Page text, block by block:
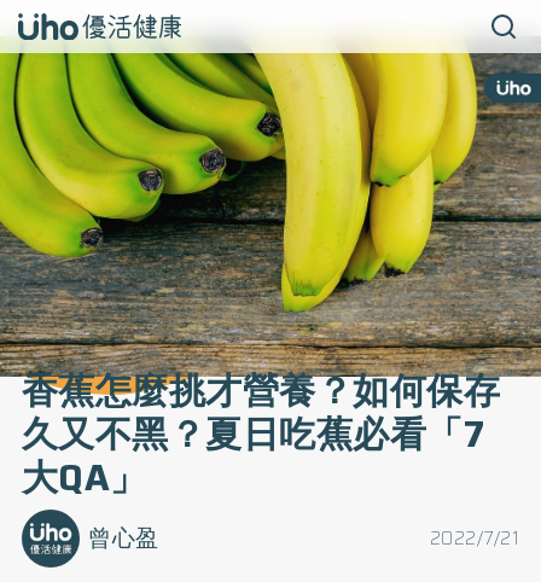
香蕉怎麼挑才營養？如何保存
久又不黑？夏日吃蕉必看「7
大QA」
2022/7/21
曾心盈